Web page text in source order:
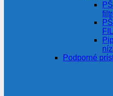
Podporné